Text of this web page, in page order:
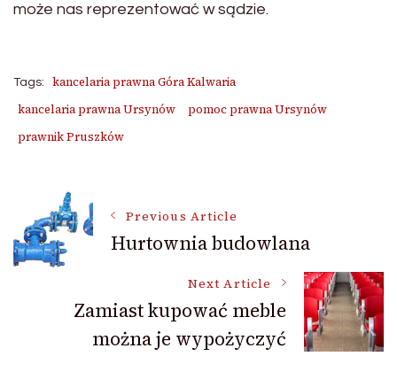
może nas reprezentować w sądzie.
Tags:
kancelaria prawna Góra Kalwaria
kancelaria prawna Ursynów
pomoc prawna Ursynów
prawnik Pruszków
Post
Navigation
Previous Article
Hurtownia budowlana
Next Article
Zamiast kupować meble
można je wypożyczyć